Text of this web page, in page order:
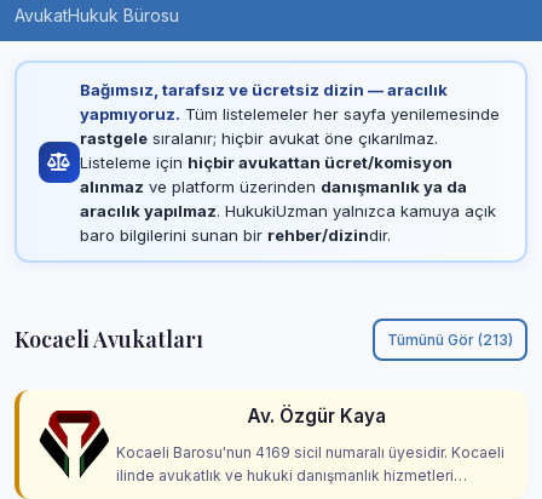
AvukatHukuk Bürosu
Bağımsız, tarafsız ve ücretsiz dizin — aracılık
yapmıyoruz. Tüm listelemeler her sayfa yenilemesinde
rastgelesıralanır; hiçbir avukat öne çıkarılmaz.
Listeleme için hiçbir avukattan ücret/komisyon
alınmaz ve platform üzerinden danışmanlık ya da
aracılık yapılmaz. HukukiUzman yalnızca kamuya açık
baro bilgilerini sunan bir rehber/dizindir.
Kocaeli Avukatları Tümünü Gör (213)
Av. Özgür Kaya
Kocaeli Barosu'nun 4169 sicil numaralı üyesidir. Kocaeli
ilinde avukatlık ve hukuki danışmanlık hizmetleri